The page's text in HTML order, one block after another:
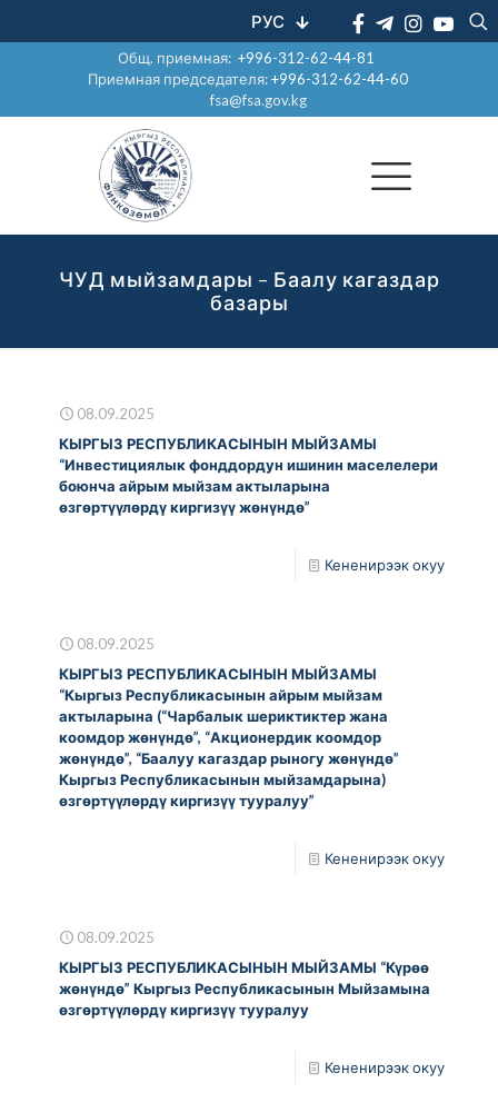
РУС
Общ. приемная:+996-312-62-44-81
Приемная председателя:+996-312-62-44-60
fsa@fsa.gov.kg
ЧУД мыйзамдары – Баалу кагаздар
базары
08.09.2025
КЫРГЫЗ РЕСПУБЛИКАСЫНЫН МЫЙЗАМЫ
“Инвестициялык фонддордун ишинин маселелери
боюнча айрым мыйзам актыларына
өзгөртүүлөрдү киргизүү жөнүндө”
Кененирээк окуу
08.09.2025
КЫРГЫЗ РЕСПУБЛИКАСЫНЫН МЫЙЗАМЫ
“Кыргыз Республикасынын айрым мыйзам
актыларына (“Чарбалык шериктиктер жана
коомдор жөнүндө”, “Акционердик коомдор
жөнүндө”, “Баалуу кагаздар рыногу жөнүндө”
Кыргыз Республикасынын мыйзамдарына)
өзгөртүүлөрдү киргизүү тууралуу”
Кененирээк окуу
08.09.2025
КЫРГЫЗ РЕСПУБЛИКАСЫНЫН МЫЙЗАМЫ “Күрөө
жөнүндө” Кыргыз Республикасынын Мыйзамына
өзгөртүүлөрдү киргизүү тууралуу
Кененирээк окуу